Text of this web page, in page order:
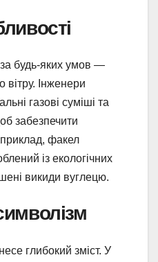
будь-яких умов —
вітру. Інженери
газові суміші та
забезпечити
факел
із екологічних
викиди вуглецю.
глибокий зміст. У